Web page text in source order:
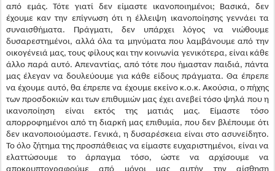
άλλο παρά αυτό. Απεναντίας, από τότε που ήμασταν παιδιά, πάντα
μας έλεγαν να δουλεύουμε για κάθε είδους πράγματα. Θα έπρεπε
να έχουμε αυτό, θα έπρεπε να έχουμε εκείνο κ.ο.κ. Ακούσια, ο πήχης
των προσδοκιών και των επιθυμιών μας έχει ανεβεί τόσο ψηλά που η
ικανοποίηση είναι εκτός της ματιάς μας. Είμαστε τόσο
απορροφημένοι από τη διαρκή μας επιθυμία, που δεν βλέπουμε ότι
δεν ικανοποιούμαστε. Γενικά, η δυσαρέσκεια είναι στο ασυνείδητο.
Το όλο ζήτημα της προσπάθειας να είμαστε ευχαριστημένοι, είναι να
ελαττώσουμε το άρπαγμα τόσο, ώστε να αρχίσουμε να
αποκρυπτογραφούμε από μόνοι μας αυτήν την αίσθηση
«ανεπάρκειας» – το πως προκύπτει και το πως μας επηρεάζει. Γι'αυτό
πρώτα πρέπει να έχουμε επίγνωση της έλλειψης ικανοποίησης και
έπειτα μπορούμε να αρχίσουμε να την αναπτύσσουμε.
Συνδεθείτε με την Μποντιτσίτα